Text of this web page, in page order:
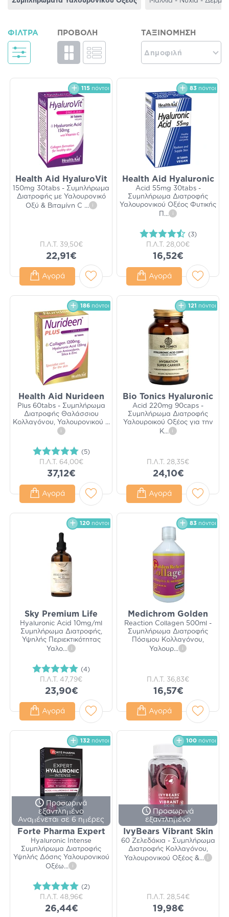
ΦΊΛΤΡΑ ΠΡΟΒΟΛΉ ΤΑΞΙΝΌΜΗΣΗ
Δημοφιλή
115 πόντοι
Health Aid HyaluroVit
150mg 30tabs - Συμπλήρωμα
Διατροφής με Υαλουρονικό
Οξύ & Βιταμίνη C ... i
Π.Λ.Τ. 39,50€
22,91€
Αγορά
83 πόντοι
Health Aid Hyaluronic
Acid 55mg 30tabs -
Συμπλήρωμα Διατροφής
Υαλουρονικού Οξέος Φυτικής
... i
(3)
Π.Λ.Τ. 28,00€
16,52€
Αγορά
186 πόντοι
Health Aid Nurideen
Plus 60tabs - Συμπλήρωμα
Διατροφής Θαλάσσιου
Κολλαγόνου, Υαλουρονικού ...
i
(5)
Π.Λ.Τ. 64,00€
37,12€
Αγορά
121 πόντοι
Bio Tonics Hyaluronic
Acid 220mg 90caps -
Συμπλήρωμα Διατροφής
Υαλουροικού Οξέος για την
Κ... i
Π.Λ.Τ. 28,35€
24,10€
Αγορά
120 πόντοι
Sky Premium Life
Hyaluronic Acid 10mg/ml
Συμπλήρωμα Διατροφής,
Υψηλής Περιεκτικότητας
Υαλο... i
(4)
Π.Λ.Τ. 47,79€
23,90€
Αγορά
83 πόντοι
Medichrom Golden
Reaction Collagen 500ml -
Συμπλήρωμα Διατροφής
Πόσιμου Κολλαγόνου,
Υαλουρ... i
Π.Λ.Τ. 36,83€
16,57€
Αγορά
132 πόντοι
Προσωρινά
εξαντλημένο
Αναμένεται σε 6 ημέρες
Forte Pharma Expert
Hyaluronic Intense
Συμπλήρωμα Διατροφής
Υψηλής Δόσης Υαλουρονικού
Οξέω... i
(2)
Π.Λ.Τ. 48,96€
26,44€
100 πόντοι
Προσωρινά
εξαντλημένο
IvyBears Vibrant Skin
60 Ζελεδάκια - Συμπλήρωμα
Διατροφής Κολλαγόνου,
Υαλουρονικού Οξέος &... i
Π.Λ.Τ. 28,54€
19,98€